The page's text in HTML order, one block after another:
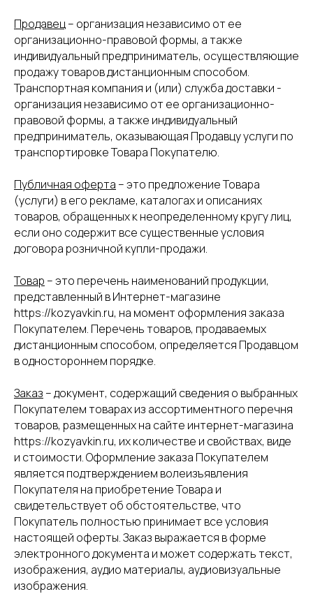
Продавец– организация независимо от ее
организационно-правовой формы, а также
индивидуальный предприниматель, осуществляющие
продажу товаров дистанционным способом.
Транспортная компания и (или) служба доставки -
организация независимо от ее организационно-
правовой формы, а также индивидуальный
предприниматель, оказывающая Продавцу услуги по
транспортировке Товара Покупателю.
Публичная оферта – это предложение Товара
(услуги) в его рекламе, каталогах и описаниях
товаров, обращенных к неопределенному кругу лиц,
если оно содержит все существенные условия
договора розничной купли-продажи.
Товар – это перечень наименований продукции,
представленный в Интернет-магазине
https://kozyavkin.ru, на момент оформления заказа
Покупателем. Перечень товаров, продаваемых
дистанционным способом, определяется Продавцом
в одностороннем порядке.
Заказ – документ, содержащий сведения о выбранных
Покупателем товарах из ассортиментного перечня
товаров, размещенных на сайте интернет-магазина
https://kozyavkin.ru, их количестве и свойствах, виде
и стоимости. Оформление заказа Покупателем
является подтверждением волеизъявления
Покупателя на приобретение Товара и
свидетельствует об обстоятельстве, что
Покупатель полностью принимает все условия
настоящей оферты. Заказ выражается в форме
электронного документа и может содержать текст,
изображения, аудио материалы, аудиовизуальные
изображения.